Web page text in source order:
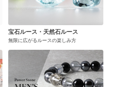
宝石ルース・天然石ルース
無限に広がるルースの楽しみ方